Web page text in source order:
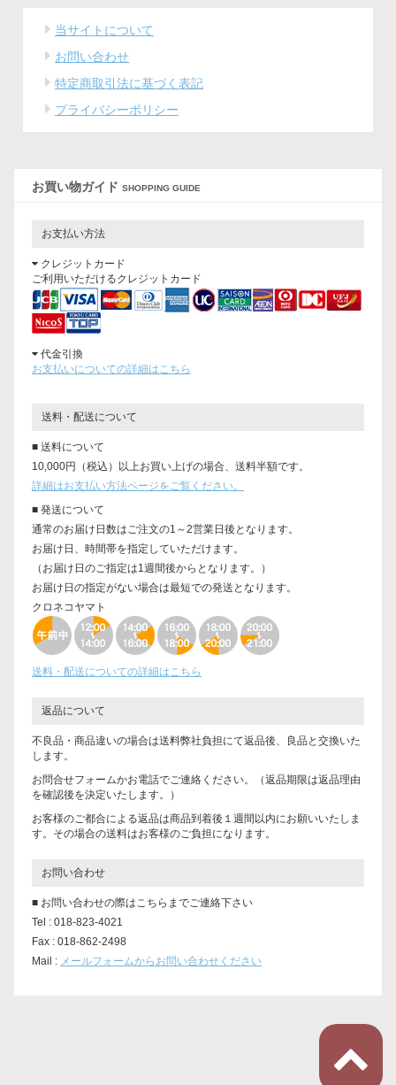
当サイトについて
お問い合わせ
特定商取引法に基づく表記
プライバシーポリシー
お買い物ガイド SHOPPING GUIDE
お支払い方法
クレジットカード
ご利用いただけるクレジットカード
代金引換
お支払いについての詳細はこちら
送料・配送について
■ 送料について
10,000円（税込）以上お買い上げの場合、送料半額です。
詳細はお支払い方法ページをご覧ください。
■ 発送について
通常のお届け日数はご注文の1～2営業日後となります。
お届け日、時間帯を指定していただけます。
（お届け日のご指定は1週間後からとなります。）
お届け日の指定がない場合は最短での発送となります。
クロネコヤマト
送料・配送についての詳細はこちら
返品について
不良品・商品違いの場合は送料弊社負担にて返品後、良品と交換いた
します。
お問合せフォームかお電話でご連絡ください。（返品期限は返品理由
を確認後を決定いたします。）
お客様のご都合による返品は商品到着後１週間以内にお願いいたしま
す。その場合の送料はお客様のご負担になります。
お問い合わせ
■ お問い合わせの際はこちらまでご連絡下さい
Tel : 018-823-4021
Fax : 018-862-2498
Mail : メールフォームからお問い合わせください